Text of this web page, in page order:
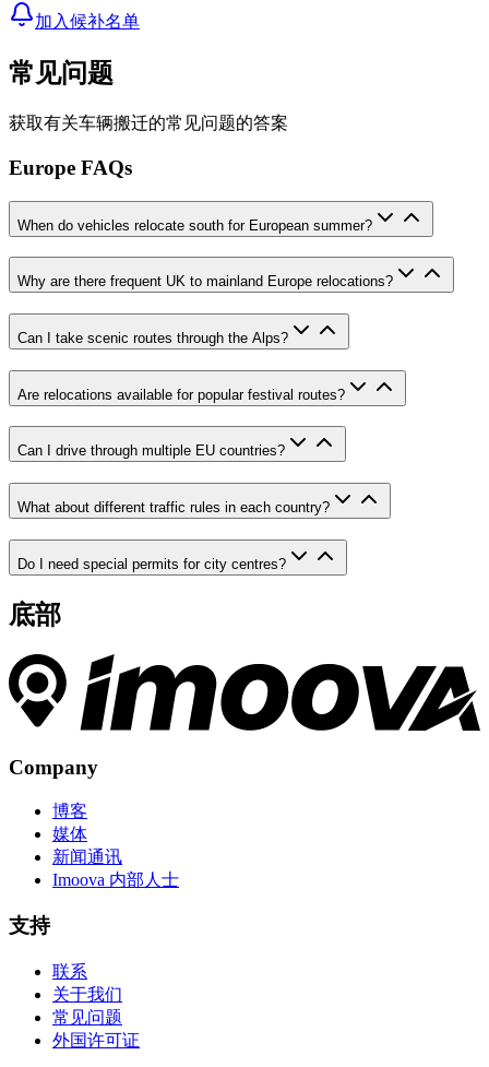
加入候补名单
常见问题
获取有关车辆搬迁的常见问题的答案
Europe FAQs
When do vehicles relocate south for European summer?
Why are there frequent UK to mainland Europe relocations?
Can I take scenic routes through the Alps?
Are relocations available for popular festival routes?
Can I drive through multiple EU countries?
What about different traffic rules in each country?
Do I need special permits for city centres?
底部
Company
博客
媒体
新闻通讯
Imoova 内部人士
支持
联系
关于我们
常见问题
外国许可证